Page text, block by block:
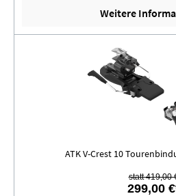
Weitere
ATK V-Crest 10
statt 419,00
299,00